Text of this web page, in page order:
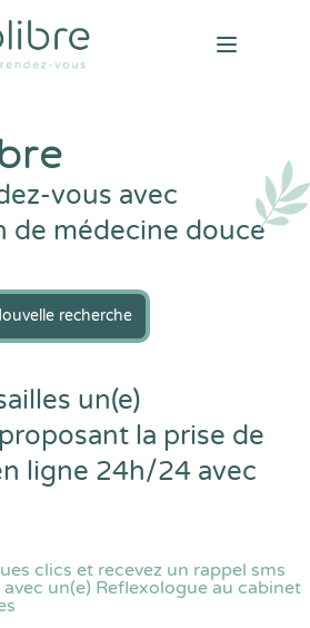
Open
vous avec
de médecine douce
recherche
un(e)
la prise de
ligne 24h/24 avec
clics et recevez un rappel sms
un(e) Reflexologue au cabinet